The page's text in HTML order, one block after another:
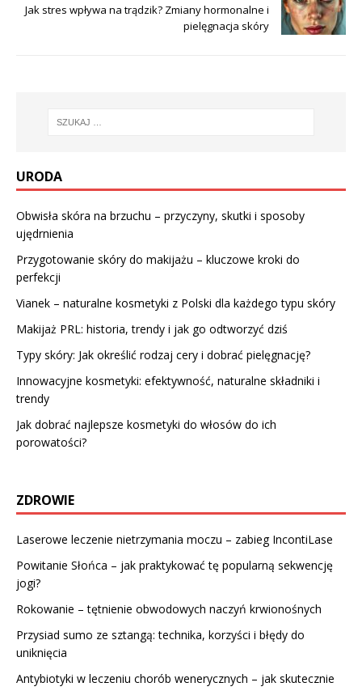
Jak stres wpływa na trądzik? Zmiany hormonalne i
pielęgnacja skóry
URODA
Obwisła skóra na brzuchu – przyczyny, skutki i sposoby
ujędrnienia
Przygotowanie skóry do makijażu – kluczowe kroki do
perfekcji
Vianek – naturalne kosmetyki z Polski dla każdego typu skóry
Makijaż PRL: historia, trendy i jak go odtworzyć dziś
Typy skóry: Jak określić rodzaj cery i dobrać pielęgnację?
Innowacyjne kosmetyki: efektywność, naturalne składniki i
trendy
Jak dobrać najlepsze kosmetyki do włosów do ich
porowatości?
ZDROWIE
Laserowe leczenie nietrzymania moczu – zabieg IncontiLase
Powitanie Słońca – jak praktykować tę popularną sekwencję
jogi?
Rokowanie – tętnienie obwodowych naczyń krwionośnych
Przysiad sumo ze sztangą: technika, korzyści i błędy do
uniknięcia
Antybiotyki w leczeniu chorób wenerycznych – jak skutecznie